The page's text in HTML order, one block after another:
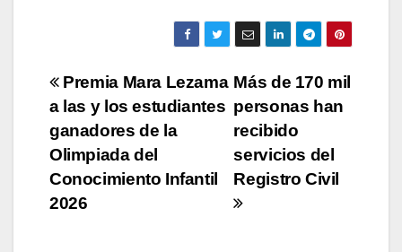
Navegación
de
entradas
Más de 170 mil
personas han
recibido
servicios del
Registro Civil
Premia Mara Lezama
a las y los estudiantes
ganadores de la
Olimpiada del
Conocimiento Infantil
2026